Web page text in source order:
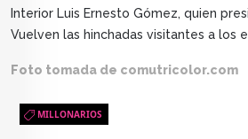
Interior Luis Ernesto Gómez, quien
Vuelven las hinchadas visitantes a los
Foto tomada de comutricolor.com
MILLONARIOS